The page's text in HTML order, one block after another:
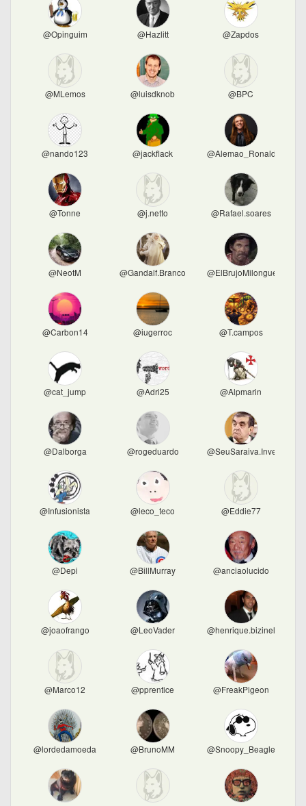
@Opinguim @Hazlitt @Zapdos
@MLemos @luisdknob @BPC
@nando123 @jackflack @Alemao_Ronaldo
@Tonne @j.netto @Rafael.soares
@NeotM @Gandalf.Branco @ElBrujoMilonguero
@Carbon14 @iugerroc @T.campos
@cat_jump @Adri25 @Alpmarin
@Dalborga @rogeduardo @SeuSaraiva.Invest
@Infusionista @leco_teco @Eddie77
@Depi @BillMurray @anciaolucido
@joaofrango @LeoVader @henrique.bizinelli
@Marco12 @pprentice @FreakPigeon
@lordedamoeda @BrunoMM @Snoopy_Beagle